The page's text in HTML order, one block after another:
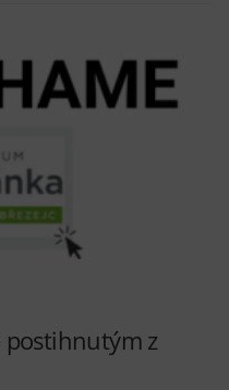
postihnutým z